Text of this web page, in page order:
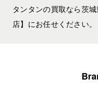
タンタンの買取なら茨
店】にお任せください。